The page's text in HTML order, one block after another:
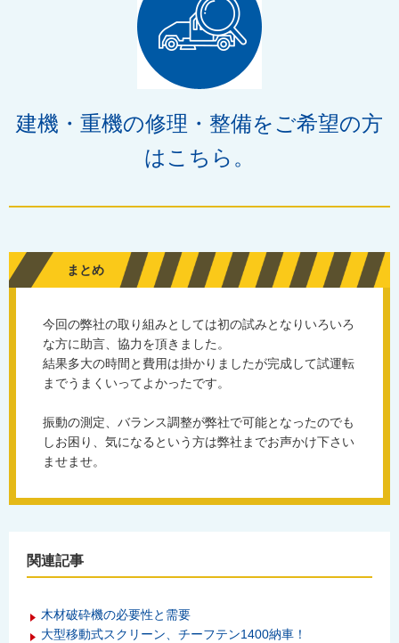
建機・重機の修理・整備をご希望の方
はこちら。
まとめ
今回の弊社の取り組みとしては初の試みとなりいろいろ
な方に助言、協力を頂きました。
結果多大の時間と費用は掛かりましたが完成して試運転
までうまくいってよかったです。
振動の測定、バランス調整が弊社で可能となったのでも
しお困り、気になるという方は弊社までお声かけ下さい
ませませ。
関連記事
木材破砕機の必要性と需要
大型移動式スクリーン、チーフテン1400納車！